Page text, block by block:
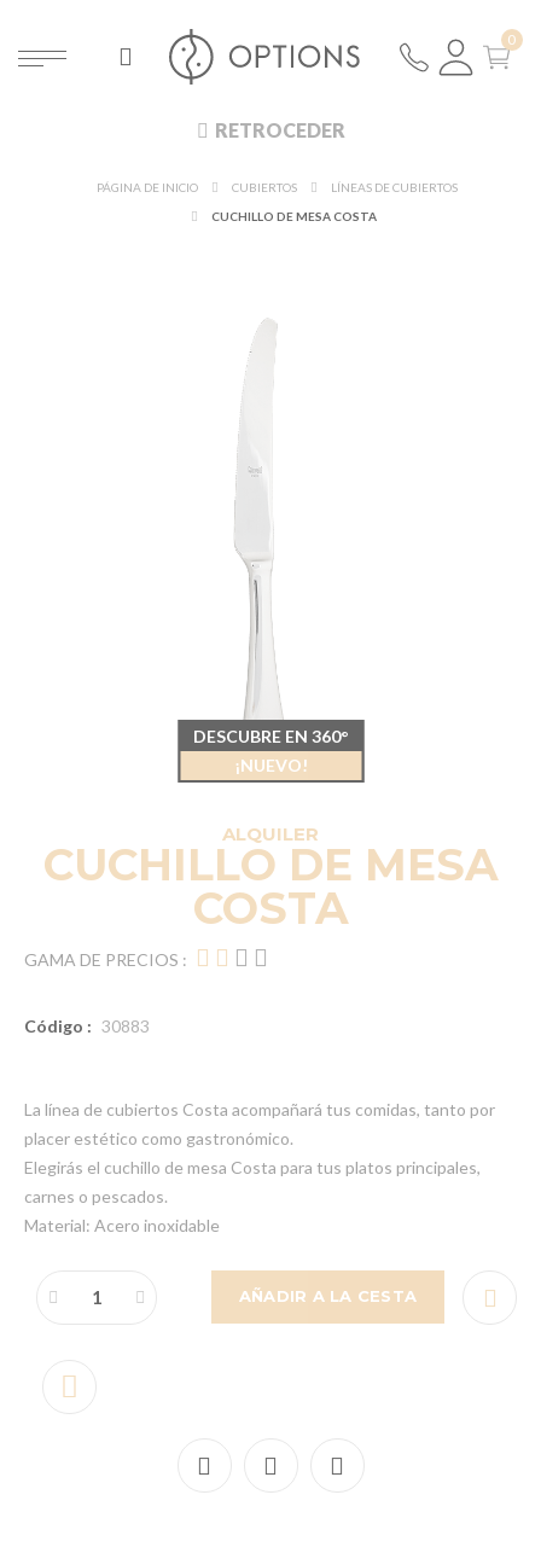
RETROCEDER
PÁGINA DE INICIO CUBIERTOS
LÍNEAS DE CUBIERTOS
CUCHILLO DE MESA COSTA
ALQUILER
CUCHILLO DE MESA
COSTA
GAMA DE PRECIOS :
Código : 30883
La línea de cubiertos Costa acompañará tus comidas, tanto por
placer estético como gastronómico.
Elegirás el cuchillo de mesa Costa para tus platos principales,
carnes o pescados.
Material: Acero inoxidable
AÑADIR A LA CESTA
DESCUBRE EN 360°
¡NUEVO!